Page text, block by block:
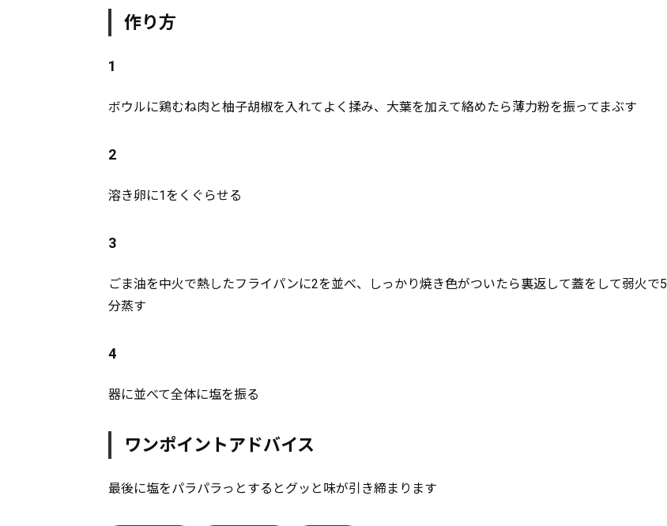
作り方
1
ボウルに鶏むね肉と柚子胡椒を入れてよく揉み、大葉を加えて絡めたら薄力粉を振ってまぶす
2
溶き卵に1をくぐらせる
3
ごま油を中火で熱したフライパンに2を並べ、しっかり焼き色がついたら裏返して蓋をして弱火で5
分蒸す
4
器に並べて全体に塩を振る
ワンポイントアドバイス
最後に塩をパラパラっとするとグッと味が引き締まります